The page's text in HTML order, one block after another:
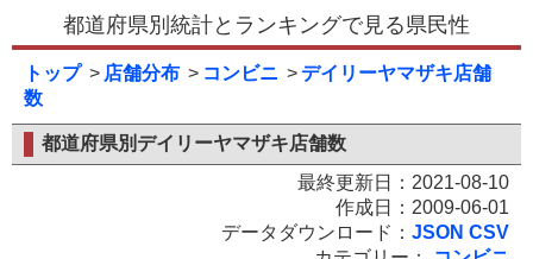
都道府県別統計とランキングで見る県民性
トップ 店舗分布 コンビニ
デイリーヤマザキ店舗
数
都道府県別デイリーヤマザキ店舗数
最終更新日：2021-08-10
作成日：2009-06-01
データダウンロード： JSON CSV